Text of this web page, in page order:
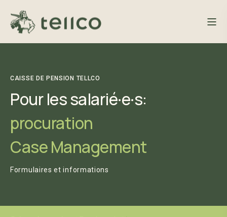
CAISSE DE PENSION TELLCO
Pour les salarié·e·s:
procuration
Case Management
Formulaires et informations